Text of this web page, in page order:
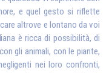
e quel gesto si riflette
altrove e lontano da voi
è ricca di possibilità, di
gli animali, con le piante,
nei loro confronti,